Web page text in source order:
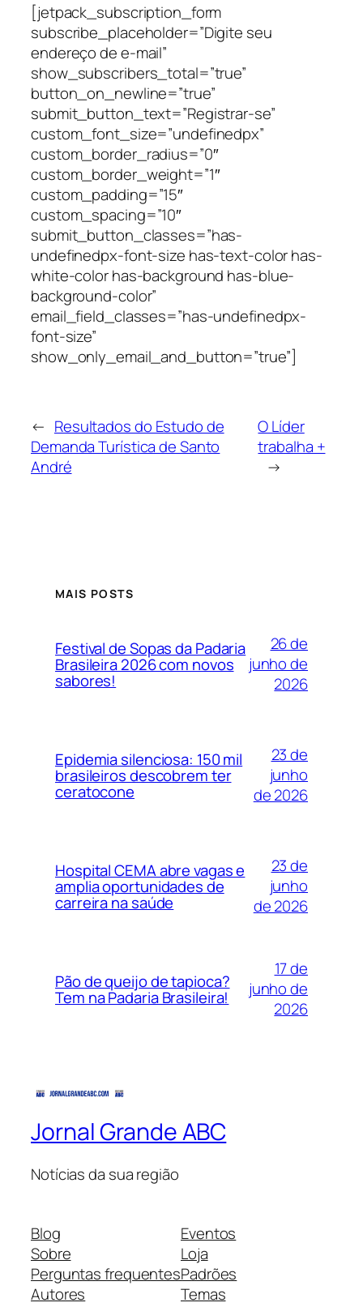
[jetpack_subscription_form
subscribe_placeholder=”Digite seu
endereço de e-mail”
show_subscribers_total=”true”
button_on_newline=”true”
submit_button_text=”Registrar-se”
custom_font_size=”undefinedpx”
custom_border_radius=”0″
custom_border_weight=”1″
custom_padding=”15″
custom_spacing=”10″
submit_button_classes=”has-
undefinedpx-font-size has-text-color has-
white-color has-background has-blue-
background-color”
email_field_classes=”has-undefinedpx-
font-size”
show_only_email_and_button=”true”]
← Resultados do Estudo de
Demanda Turística de Santo
André
O Líder
trabalha +
→
MAIS POSTS
Festival de Sopas da Padaria
Brasileira 2026 com novos
sabores!
26 de
junho de
2026
Epidemia silenciosa: 150 mil
brasileiros descobrem ter
ceratocone
23 de
junho
de 2026
Hospital CEMA abre vagas e
amplia oportunidades de
carreira na saúde
23 de
junho
de 2026
Pão de queijo de tapioca?
Tem na Padaria Brasileira!
17 de
junho de
2026
Jornal Grande ABC
Notícias da sua região
Blog
Sobre
Perguntas frequentes
Autores
Eventos
Loja
Padrões
Temas